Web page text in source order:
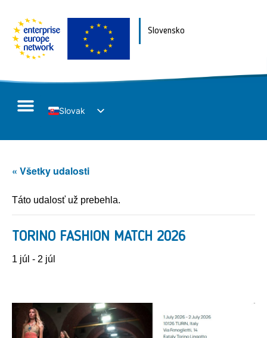
Slovensko
Slovak
« Všetky udalosti
Táto udalosť už prebehla.
TORINO FASHION MATCH 2026
1 júl - 2 júl